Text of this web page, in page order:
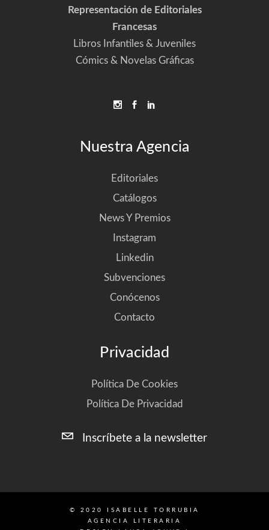
Representación de Editoriales
Francesas
Libros Infantiles & Juveniles
Cómics & Novelas Gráficas
Nuestra Agencia
Editoriales
Catálogos
News Y Premios
Instagram
Linkedin
Subvenciones
Conócenos
Contacto
Privacidad
Política De Cookies
Política De Privacidad
Inscríbete a la newsletter
© 2020 ISABELLE TORRUBIA
AGENCIA LITERARIA